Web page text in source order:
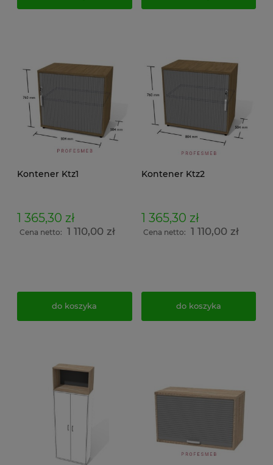
Kontener Ktz1
1 365,30 zł
Cena netto: 1 110,00 zł
do koszyka
Kontener Ktz2
1 365,30 zł
Cena netto: 1 110,00 zł
do koszyka